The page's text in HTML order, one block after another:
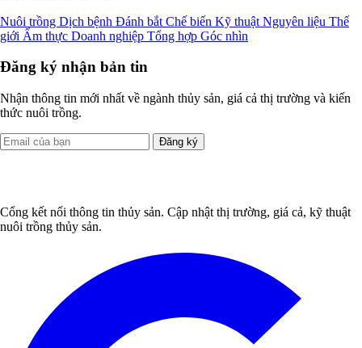
Nuôi trồng Dịch bệnh Đánh bắt Chế biến Kỹ thuật Nguyên liệu Thế
giới Ẩm thực Doanh nghiệp Tổng hợp Góc nhìn
Đăng ký nhận bản tin
Nhận thông tin mới nhất về ngành thủy sản, giá cả thị trường và kiến
thức nuôi trồng.
Đăng ký
Cổng kết nối thông tin thủy sản. Cập nhật thị trường, giá cả, kỹ thuật
nuôi trồng thủy sản.